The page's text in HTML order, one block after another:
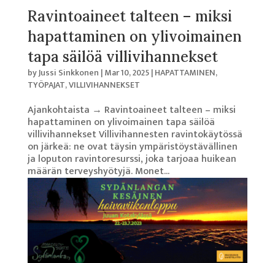
Ravintoaineet talteen – miksi
hapattaminen on ylivoimainen
tapa säilöä villivihannekset
byJussi Sinkkonen |Mar 10, 2025|HAPATTAMINEN,
TYÖPAJAT,VILLIVIHANNEKSET
Ajankohtaista → Ravintoaineet talteen – miksi
hapattaminen on ylivoimainen tapa säilöä
villivihannekset Villivihannesten ravintokäytössä
on järkeä: ne ovat täysin ympäristöystävällinen
ja loputon ravintoresurssi, joka tarjoaa huikean
määrän terveyshyötyjä. Monet...